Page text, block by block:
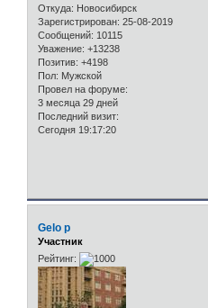
Откуда: Новосибирск
Зарегистрирован: 25-08-2019
Сообщений: 10115
Уважение: +13238
Позитив: +4198
Пол: Мужской
Провел на форуме:
3 месяца 29 дней
Последний визит:
Сегодня 19:17:20
Gelo p
Участник
Рейтинг: